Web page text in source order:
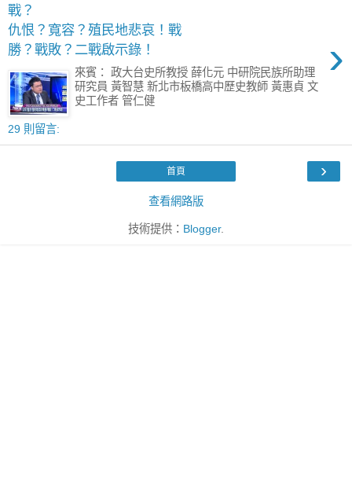
戰？
仇恨？寬容？殖民地悲哀！戰
勝？戰敗？二戰啟示錄！
›
來賓： 政大台史所教授 薛化元 中研院民族所助理
研究員 黃智慧 新北市板橋高中歷史教師 黃惠貞 文
史工作者 管仁健
29 則留言:
›
首頁
查看網路版
技術提供： Blogger.